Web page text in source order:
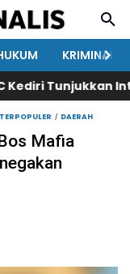
KRIMINAL
DAERAH
Mafia